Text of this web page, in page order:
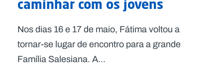
caminhar com os jovens
Nos dias 16 e 17 de maio, Fátima voltou a
tornar-se lugar de encontro para a grande
Família Salesiana. A...